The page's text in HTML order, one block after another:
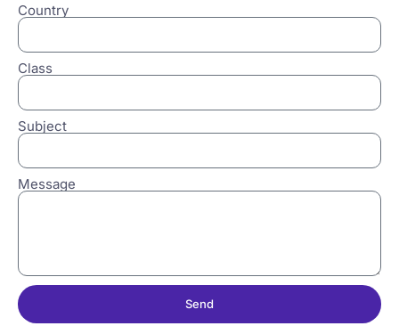
Country
Class
Subject
Message
Send